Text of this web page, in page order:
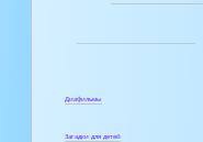
Диафильмы
Загадки для детей